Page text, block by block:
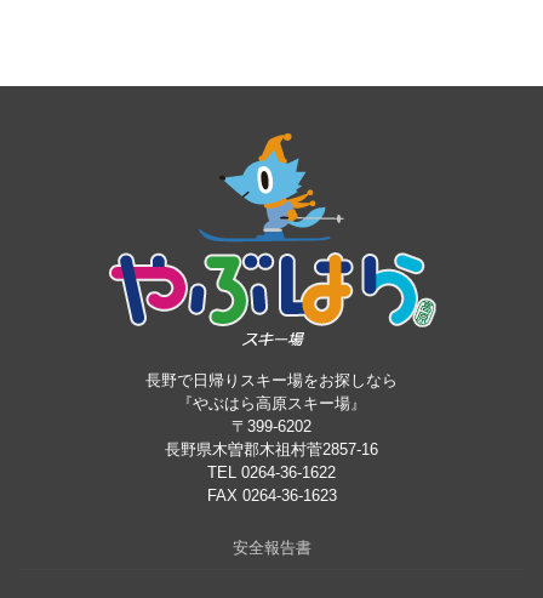
長野で日帰りスキー場をお探しなら
『やぶはら高原スキー場』
〒399-6202
長野県木曽郡木祖村菅2857-16
TEL 0264-36-1622
FAX 0264-36-1623
安全報告書